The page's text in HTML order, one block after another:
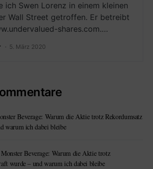
ich Swen Lorenz in einem kleinen
Wall Street getroffen. Er betreibt
shares.com.…
5. März 2020
Beverage: Warum die Aktie trotz Rekordumsatz
warum ich dabei bleibe
Monster Beverage: Warum die Aktie trotz
wurde – und warum ich dabei bleibe